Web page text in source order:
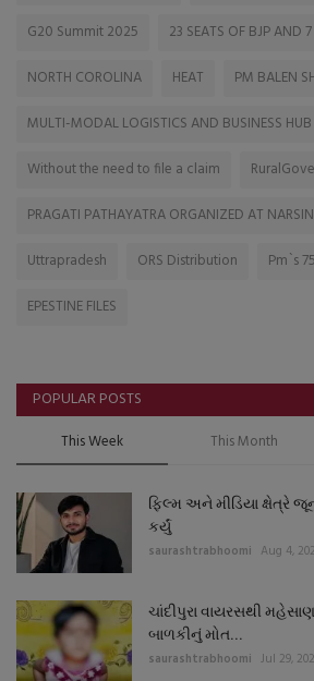
G20 Summit 2025
23 SEATS OF BJP AND
NORTH COROLINA
HEAT
PM BALEN
MULTI-MODAL LOGISTICS AND BUSINESS HUB
Without the need to file a claim
PRAGATI PATHAYATRA ORGANIZED AT
Uttrapradesh
ORS Distribution
Pm`s
EPESTINE FILES
POPULAR POSTS
This Week This Month
ફિલ્મ અને મીડિયા ક્ષેત્રે
કર્યું
saurashtrabhoomi Aug 4,
ચાંદીપુરા વાયરસથી
બાળકીનું મોત...
saurashtrabhoomi Jul 29,